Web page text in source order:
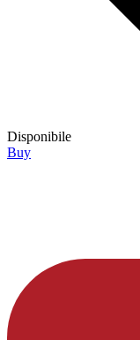
Disponibile
Buy